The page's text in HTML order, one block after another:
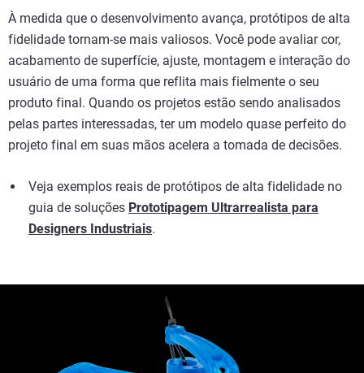
À medida que o desenvolvimento avança, protótipos de alta
fidelidade tornam-se mais valiosos. Você pode avaliar cor,
acabamento de superfície, ajuste, montagem e interação do
usuário de uma forma que reflita mais fielmente o seu
produto final. Quando os projetos estão sendo analisados
pelas partes interessadas, ter um modelo quase perfeito do
projeto final em suas mãos acelera a tomada de decisões.
Veja exemplos reais de protótipos de alta fidelidade no
guia de soluções Prototipagem Ultrarrealista para
Designers Industriais.